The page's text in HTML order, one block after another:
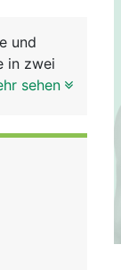
und
in zwei
mit
sehen